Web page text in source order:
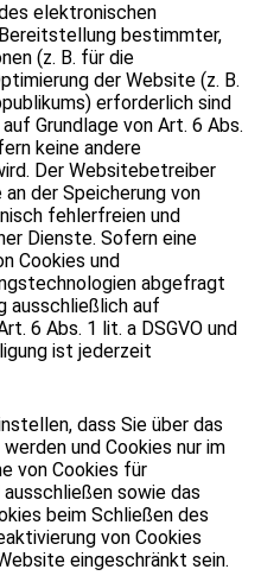
elektronischen
bestimmter,
(z. B. für die
der Website (z. B.
erforderlich sind
Grundlage von Art. 6 Abs.
keine andere
Der Websitebetreiber
der Speicherung von
fehlerfreien und
Dienste. Sofern eine
Cookies und
abgefragt
ausschließlich auf
6 Abs. 1 lit. a DSGVO und
ist jederzeit
dass Sie über das
und Cookies nur im
von Cookies für
sowie das
beim Schließen des
von Cookies
eingeschränkt sein.